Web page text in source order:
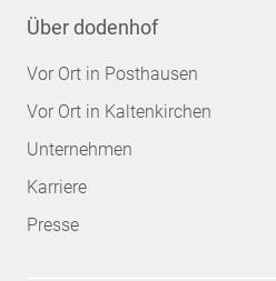
Über dodenhof
Vor Ort in Posthausen
Vor Ort in Kaltenkirchen
Unternehmen
Karriere
Presse